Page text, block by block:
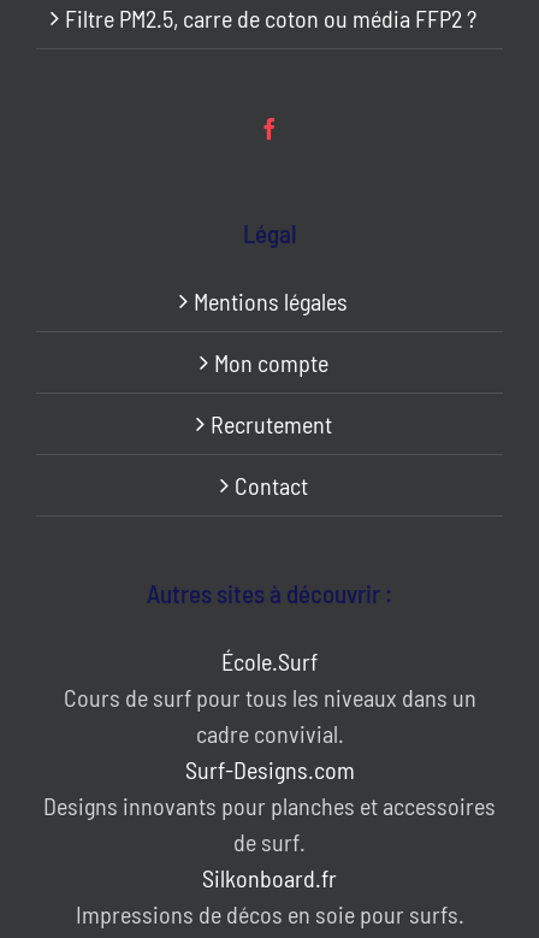
Filtre PM2.5, carre de coton ou média FFP2 ?
Légal
Mentions légales
Mon compte
Recrutement
Contact
Autres sites à découvrir :
École.Surf
Cours de surf pour tous les niveaux dans un
cadre convivial.
Surf-Designs.com
Designs innovants pour planches et accessoires
de surf.
Silkonboard.fr
Impressions de décos en soie pour surfs.